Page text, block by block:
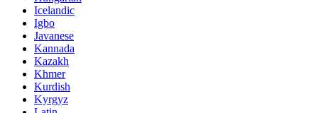
Icelandic
Igbo
Javanese
Kannada
Kazakh
Khmer
Kurdish
Kyrgyz